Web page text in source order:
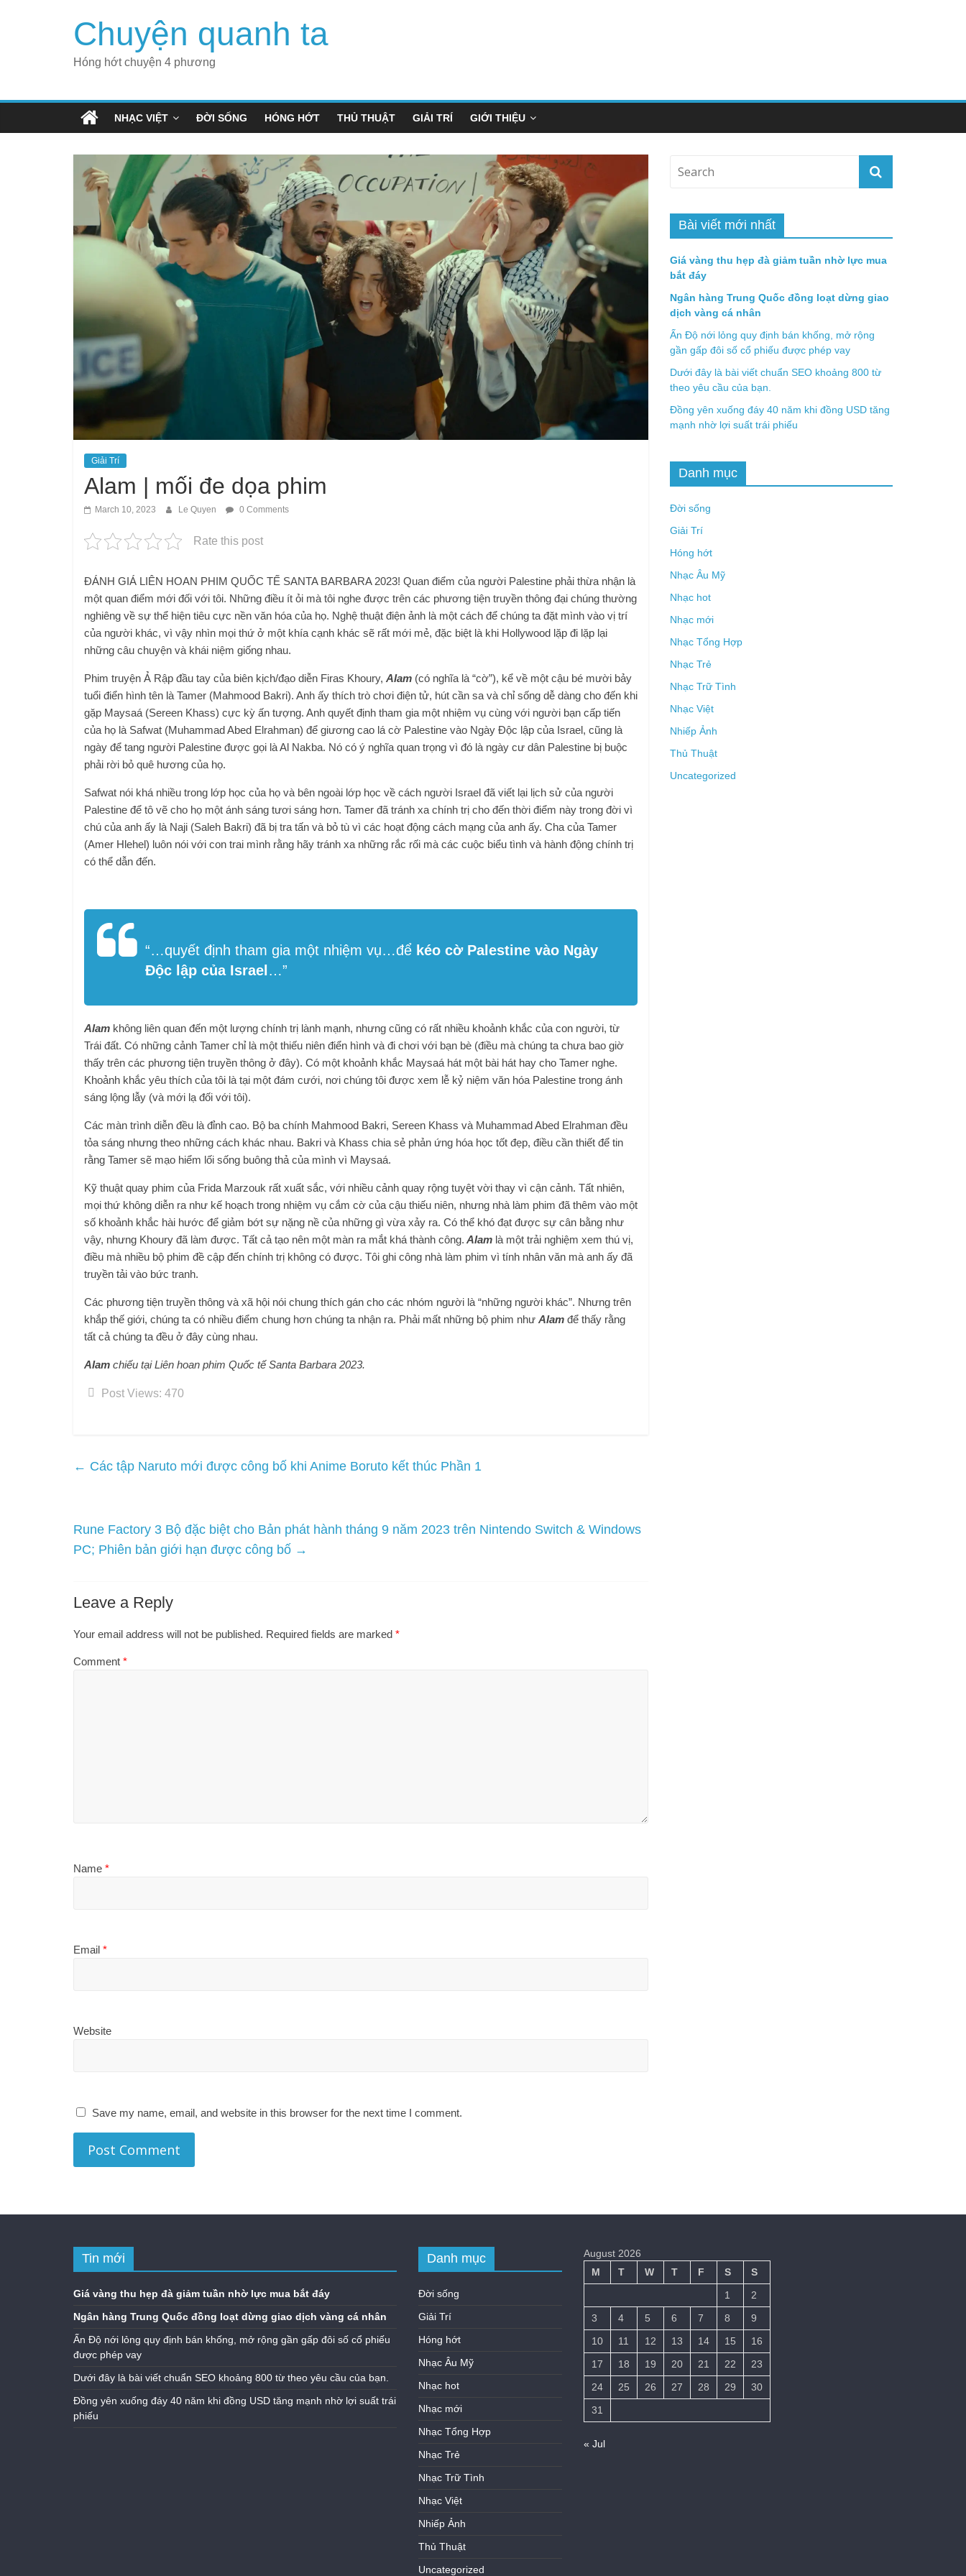
Chuyện quanh ta
Hóng hớt chuyện 4 phương
NHẠC VIỆT ĐỜI SỐNG HÓNG HỚT THỦ THUẬT GIẢI TRÍ GIỚI THIỆU
Giải Trí
Alam | mối đe dọa phim
March 10, 2023 Le Quyen 0 Comments
Rate this post
ĐÁNH GIÁ LIÊN HOAN PHIM QUỐC TẾ SANTA BARBARA 2023! Quan điểm của người Palestine phải thừa nhận là
một quan điểm mới đối với tôi. Những điều ít ỏi mà tôi nghe được trên các phương tiện truyền thông đại chúng thường
nghiêng về sự thể hiện tiêu cực nền văn hóa của họ. Nghệ thuật điện ảnh là một cách để chúng ta đặt mình vào vị trí
của người khác, vì vậy nhìn mọi thứ ở một khía cạnh khác sẽ rất mới mẻ, đặc biệt là khi Hollywood lặp đi lặp lại
những câu chuyện và khái niệm giống nhau.
Phim truyện Ả Rập đầu tay của biên kịch/đạo diễn Firas Khoury, Alam (có nghĩa là “cờ”), kể về một cậu bé mười bảy
tuổi điển hình tên là Tamer (Mahmood Bakri). Anh ấy thích trò chơi điện tử, hút cần sa và chỉ sống dễ dàng cho đến khi
gặp Maysaá (Sereen Khass) cực kỳ ấn tượng. Anh quyết định tham gia một nhiệm vụ cùng với người bạn cấp tiến
của họ là Safwat (Muhammad Abed Elrahman) để giương cao lá cờ Palestine vào Ngày Độc lập của Israel, cũng là
ngày để tang người Palestine được gọi là Al Nakba. Nó có ý nghĩa quan trọng vì đó là ngày cư dân Palestine bị buộc
phải rời bỏ quê hương của họ.
Safwat nói khá nhiều trong lớp học của họ và bên ngoài lớp học về cách người Israel đã viết lại lịch sử của người
Palestine để tô vẽ cho họ một ánh sáng tươi sáng hơn. Tamer đã tránh xa chính trị cho đến thời điểm này trong đời vì
chú của anh ấy là Naji (Saleh Bakri) đã bị tra tấn và bỏ tù vì các hoạt động cách mạng của anh ấy. Cha của Tamer
(Amer Hlehel) luôn nói với con trai mình rằng hãy tránh xa những rắc rối mà các cuộc biểu tình và hành động chính trị
có thể dẫn đến.
“…quyết định tham gia một nhiệm vụ…để kéo cờ Palestine vào Ngày
Độc lập của Israel …”
Alam không liên quan đến một lượng chính trị lành mạnh, nhưng cũng có rất nhiều khoảnh khắc của con người, từ
Trái đất. Có những cảnh Tamer chỉ là một thiếu niên điển hình và đi chơi với bạn bè (điều mà chúng ta chưa bao giờ
thấy trên các phương tiện truyền thông ở đây). Có một khoảnh khắc Maysaá hát một bài hát hay cho Tamer nghe.
Khoảnh khắc yêu thích của tôi là tại một đám cưới, nơi chúng tôi được xem lễ kỷ niệm văn hóa Palestine trong ánh
sáng lộng lẫy (và mới lạ đối với tôi).
Các màn trình diễn đều là đỉnh cao. Bộ ba chính Mahmood Bakri, Sereen Khass và Muhammad Abed Elrahman đều
tỏa sáng nhưng theo những cách khác nhau. Bakri và Khass chia sẻ phản ứng hóa học tốt đẹp, điều cần thiết để tin
rằng Tamer sẽ mạo hiểm lối sống buông thả của mình vì Maysaá.
Kỹ thuật quay phim của Frida Marzouk rất xuất sắc, với nhiều cảnh quay rộng tuyệt vời thay vì cận cảnh. Tất nhiên,
mọi thứ không diễn ra như kế hoạch trong nhiệm vụ cắm cờ của cậu thiếu niên, nhưng nhà làm phim đã thêm vào một
số khoảnh khắc hài hước để giảm bớt sự nặng nề của những gì vừa xảy ra. Có thể khó đạt được sự cân bằng như
vậy, nhưng Khoury đã làm được. Tất cả tạo nên một màn ra mắt khá thành công. Alam là một trải nghiệm xem thú vị,
điều mà nhiều bộ phim đề cập đến chính trị không có được. Tôi ghi công nhà làm phim vì tính nhân văn mà anh ấy đã
truyền tải vào bức tranh.
Các phương tiện truyền thông và xã hội nói chung thích gán cho các nhóm người là “những người khác”. Nhưng trên
khắp thế giới, chúng ta có nhiều điểm chung hơn chúng ta nhận ra. Phải mất những bộ phim như Alam để thấy rằng
tất cả chúng ta đều ở đây cùng nhau.
Alam chiếu tại Liên hoan phim Quốc tế Santa Barbara 2023.
Post Views: 470
← Các tập Naruto mới được công bố khi Anime Boruto kết thúc Phần 1
Rune Factory 3 Bộ đặc biệt cho Bản phát hành tháng 9 năm 2023 trên Nintendo Switch & Windows
PC; Phiên bản giới hạn được công bố →
Leave a Reply
Your email address will not be published. Required fields are marked *
Comment *
Name *
Email *
Website
Save my name, email, and website in this browser for the next time I comment.
Bài viết mới nhất
Giá vàng thu hẹp đà giảm tuần nhờ lực mua
bắt đáy
Ngân hàng Trung Quốc đồng loạt dừng giao
dịch vàng cá nhân
Ấn Độ nới lỏng quy định bán khống, mở rộng
gần gấp đôi số cổ phiếu được phép vay
Dưới đây là bài viết chuẩn SEO khoảng 800 từ
theo yêu cầu của bạn.
Đồng yên xuống đáy 40 năm khi đồng USD tăng
mạnh nhờ lợi suất trái phiếu
Danh mục
Đời sống
Giải Trí
Hóng hớt
Nhạc Âu Mỹ
Nhạc hot
Nhạc mới
Nhạc Tổng Hợp
Nhạc Trẻ
Nhạc Trữ Tình
Nhạc Việt
Nhiếp Ảnh
Thủ Thuật
Uncategorized
Tin mới
Giá vàng thu hẹp đà giảm tuần nhờ lực mua bắt đáy
Ngân hàng Trung Quốc đồng loạt dừng giao dịch vàng cá nhân
Ấn Độ nới lỏng quy định bán khống, mở rộng gần gấp đôi số cổ phiếu
được phép vay
Dưới đây là bài viết chuẩn SEO khoảng 800 từ theo yêu cầu của bạn.
Đồng yên xuống đáy 40 năm khi đồng USD tăng mạnh nhờ lợi suất trái
phiếu
Danh mục
Đời sống
Giải Trí
Hóng hớt
Nhạc Âu Mỹ
Nhạc hot
Nhạc mới
Nhạc Tổng Hợp
Nhạc Trẻ
Nhạc Trữ Tình
Nhạc Việt
Nhiếp Ảnh
Thủ Thuật
Uncategorized
August 2026
M
T W T F S
S
1
2
3
4 5 6 7 8
9
10
11 12 13 14 15
16
17
18 19 20 21 22
23
24
25 26 27 28 29
30
31
« Jul